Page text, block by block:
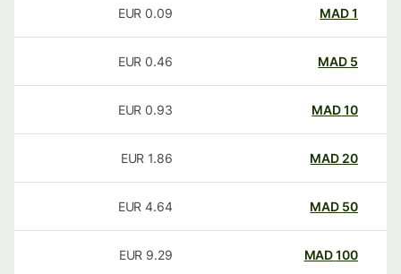
MAD
0.09
EUR
MAD
0.46
EUR
MAD
0.93
EUR
20
MAD
1.86
EUR
50
MAD
4.64
EUR
100
MAD
9.29
EUR